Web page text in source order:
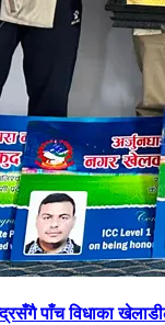
पाँच विधाका